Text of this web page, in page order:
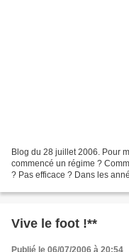
Blog du 28 juillet 2006. Pour
commencé un régime ?
? Pas efficace ? Dans les
Vive le foot !**
Publié le 06/07/2006 à 20:54